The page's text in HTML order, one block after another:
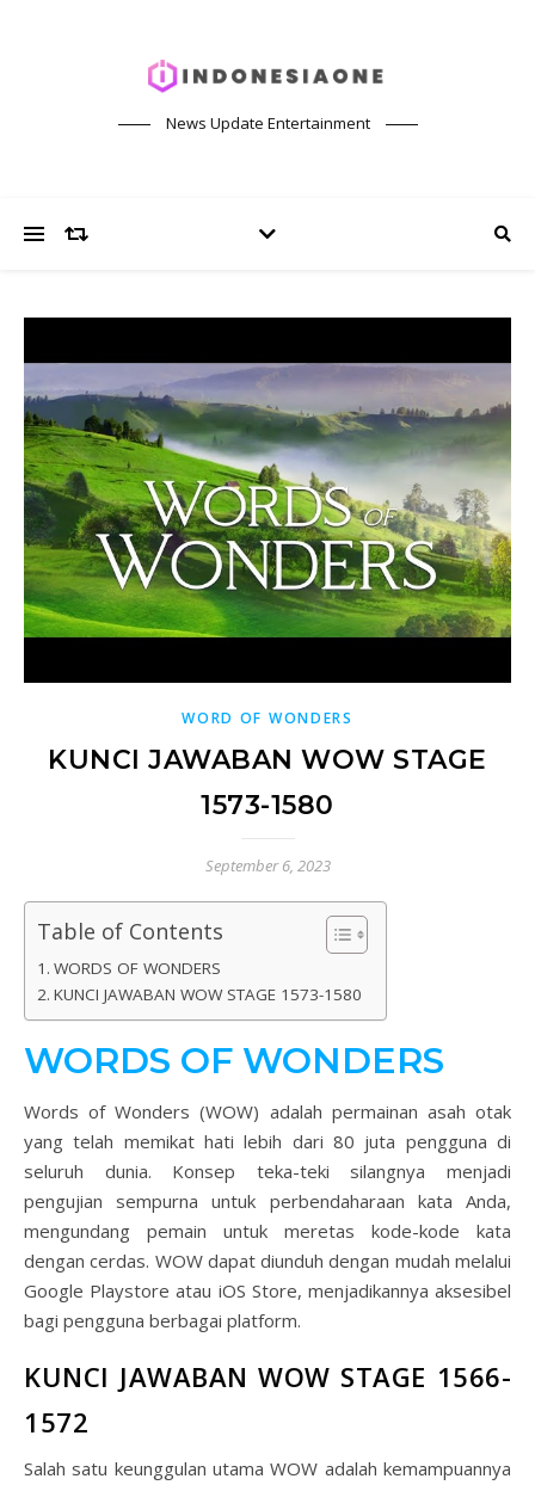
News Update Entertainment
WORD OF WONDERS
KUNCI JAWABAN WOW STAGE
1573-1580
September 6, 2023
Table of Contents
WORDS OF WONDERS
KUNCI JAWABAN WOW STAGE 1573-1580
WORDS OF WONDERS
Words of Wonders (WOW) adalah permainan asah otak
yang telah memikat hati lebih dari 80 juta pengguna di
seluruh dunia. Konsep teka-teki silangnya menjadi
pengujian sempurna untuk perbendaharaan kata Anda,
mengundang pemain untuk meretas kode-kode kata
dengan cerdas. WOW dapat diunduh dengan mudah melalui
Google Playstore atau iOS Store, menjadikannya aksesibel
bagi pengguna berbagai platform.
KUNCI JAWABAN WOW STAGE 1566-
1572
Salah satu keunggulan utama WOW adalah kemampuannya